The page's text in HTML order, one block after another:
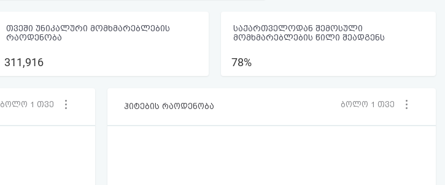
თვეში უნიკალური მომხმარებლების
რაოდენობა
311,916
საქართველოდან შემოსული
მომხმარებლების წილი შეადგენს
78%
ბოლო 1 თვე ჰიტების რაოდენობა ბოლო 1 თვე